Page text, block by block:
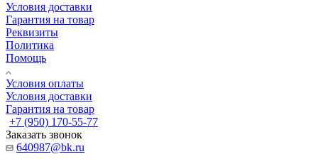
Условия доставки
Гарантия на товар
Реквизиты
Политика
Помощь
Условия оплаты
Условия доставки
Гарантия на товар
+7 (950) 170-55-77
Заказать звонок
640987@bk.ru